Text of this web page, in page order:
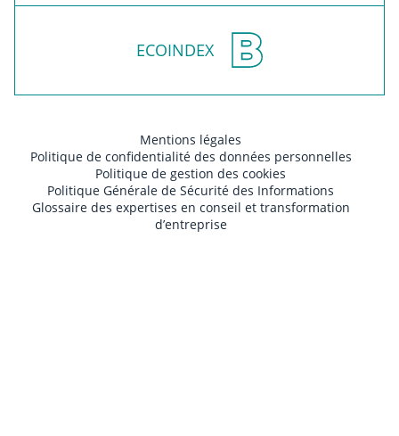
ECOINDEX
Mentions légales
Politique de confidentialité des données personnelles
Politique de gestion des cookies
Politique Générale de Sécurité des Informations
Glossaire des expertises en conseil et transformation
d’entreprise